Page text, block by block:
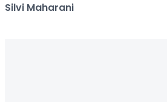
Silvi Maharani